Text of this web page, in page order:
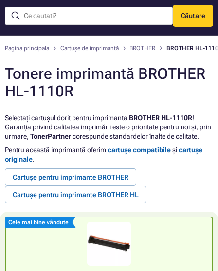
Căutare
Meniu
Pagina principala Cartușe de imprimantă BROTHER BROTHER HL-
Tonere imprimantă BROTHER
HL-1110R
Selectați cartușul dorit pentru imprimanta BROTHER HL-1110R!
Garanția privind calitatea imprimării este o prioritate pentru noi și, prin
urmare, TonerPartnercorespunde standardelor înalte de calitate.
Pentru această imprimantă oferimcartușe compatibileșicartușe
originale.
Cartușe pentru imprimante BROTHER
Cartușe pentru imprimante BROTHER HL
Cele mai bine vândute